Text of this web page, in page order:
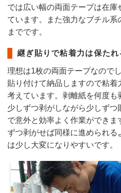
では広い幅の両面テープは在庫
ています。また強力なブチル系
までです。
継ぎ貼りで粘着力は保たれ
理想は1枚の両面テープなので
貼り付けて納品しますので粘着
考えています。剥離紙を何度も
少しずつ剥がしながら少しず
で意外と効率よく作業ができま
ずつ剥がせば同様に進められる
は少し大変になりやすいです。